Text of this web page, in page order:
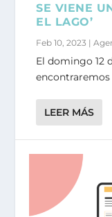
SE VIENE
EL LAGO’
Feb 10, 2023 |
El domingo 12
encontraremos
LEER MÁS